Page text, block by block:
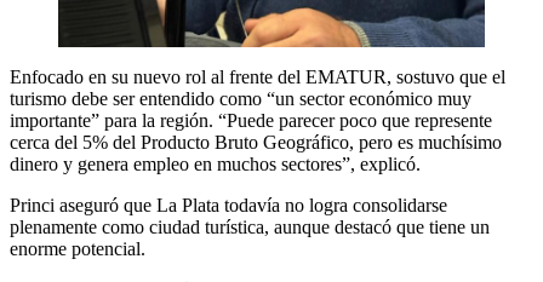
Enfocado en su nuevo rol al frente del EMATUR, sostuvo que el
turismo debe ser entendido como “un sector económico muy
importante” para la región. “Puede parecer poco que represente
cerca del 5% del Producto Bruto Geográfico, pero es muchísimo
dinero y genera empleo en muchos sectores”, explicó.
Princi aseguró que La Plata todavía no logra consolidarse
plenamente como ciudad turística, aunque destacó que tiene un
enorme potencial.